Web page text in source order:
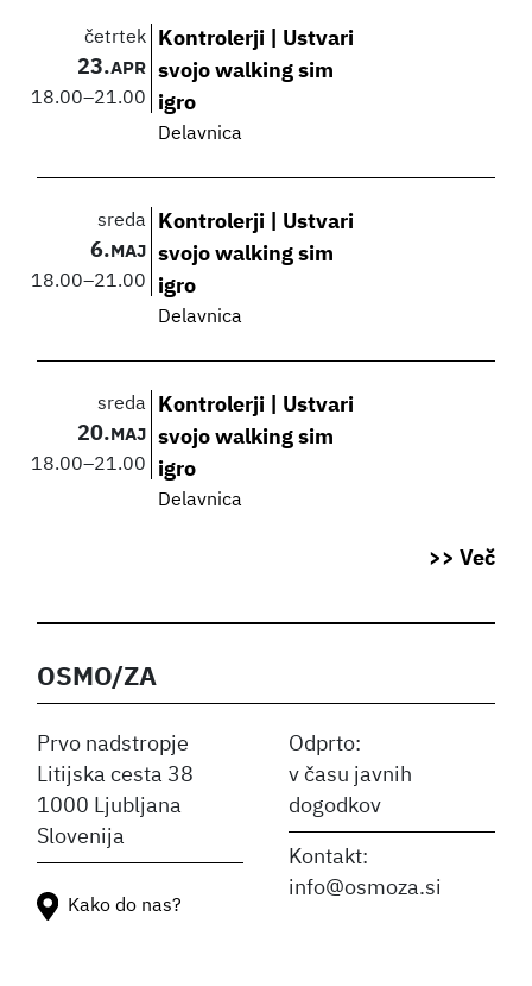
četrtek
23.APR
18.00–21.00
Kontrolerji | Ustvari
svojo walking sim
igro
Delavnica
sreda
6. MAJ
18.00–21.00
Kontrolerji | Ustvari
svojo walking sim
igro
Delavnica
sreda
20. MAJ
18.00–21.00
Kontrolerji | Ustvari
svojo walking sim
igro
Delavnica
>> Več
OSMO/ZA
Prvo nadstropje
Litijska cesta 38
1000 Ljubljana
Slovenija
Odprto:
v času javnih
dogodkov
Kontakt:
info@osmoza.si
Kako do nas?